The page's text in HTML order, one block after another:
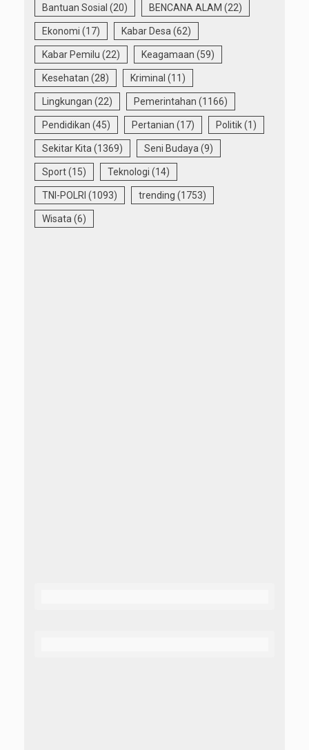
Bantuan Sosial (20) BENCANA ALAM (22)
Ekonomi (17) Kabar Desa(62)
Kabar Pemilu (22) Keagamaan (59)
Kesehatan (28) Kriminal (11)
Lingkungan (22) Pemerintahan (1166)
Pendidikan (45) Pertanian (17) Politik(1)
Sekitar Kita(1369) Seni Budaya(9)
Sport(15) Teknologi (14)
TNI-POLRI (1093) trending (1753)
Wisata(6)